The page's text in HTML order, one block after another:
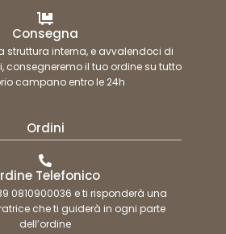
Consegna
struttura interna, e avvalendoci di
consegneremo il tuo ordine su tutto
campano entro le 24h
Ordini
Telefonico
0810900036 e ti risponderà una
che ti guiderà in ogni parte
dell’ordine